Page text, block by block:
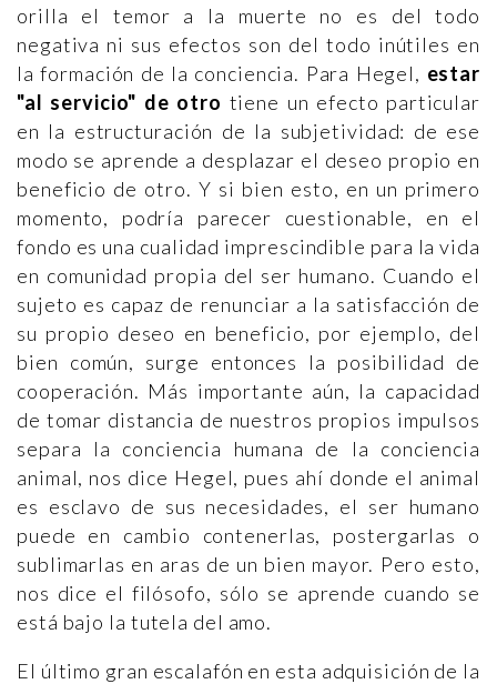
orilla el temor a la muerte no es del todo
negativa ni sus efectos son del todo inútiles en
la formación de la conciencia. Para Hegel, estar
"al servicio" de otro tiene un efecto particular
en la estructuración de la subjetividad: de ese
modo se aprende a desplazar el deseo propio en
beneficio de otro. Y si bien esto, en un primero
momento, podría parecer cuestionable, en el
fondo es una cualidad imprescindible para la vida
en comunidad propia del ser humano. Cuando el
sujeto es capaz de renunciar a la satisfacción de
su propio deseo en beneficio, por ejemplo, del
bien común, surge entonces la posibilidad de
cooperación. Más importante aún, la capacidad
de tomar distancia de nuestros propios impulsos
separa la conciencia humana de la conciencia
animal, nos dice Hegel, pues ahí donde el animal
es esclavo de sus necesidades, el ser humano
puede en cambio contenerlas, postergarlas o
sublimarlas en aras de un bien mayor. Pero esto,
nos dice el filósofo, sólo se aprende cuando se
está bajo la tutela del amo.
El último gran escalafón en esta adquisición de la